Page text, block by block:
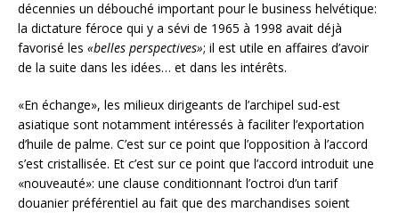
décennies un débouché important pour le business helvétique:
la dictature féroce qui y a sévi de 1965 à 1998 avait déjà
favorisé les «belles perspectives»; il est utile en affaires d’avoir
de la suite dans les idées… et dans les intérêts.
«En échange», les milieux dirigeants de l’archipel sud-est
asiatique sont notamment intéressés à faciliter l’exportation
d’huile de palme. C’est sur ce point que l’opposition à l’accord
s’est cristallisée. Et c’est sur ce point que l’accord introduit une
«nouveauté»: une clause conditionnant l’octroi d’un tarif
douanier préférentiel au fait que des marchandises soient